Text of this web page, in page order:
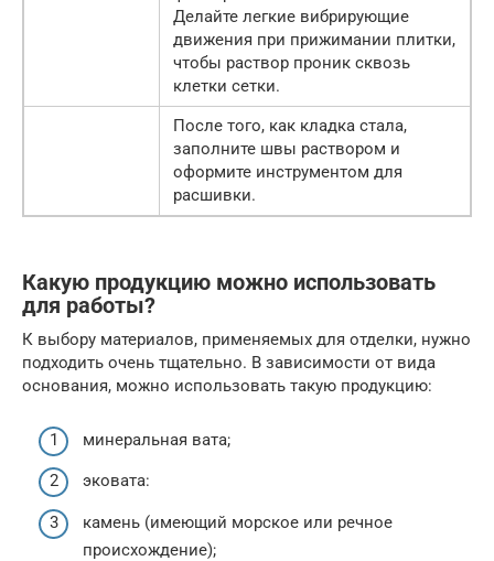
Делайте легкие вибрирующие
движения при прижимании плитки,
чтобы раствор проник сквозь
клетки сетки.
После того, как кладка стала,
заполните швы раствором и
оформите инструментом для
расшивки.
Какую продукцию можно использовать
для работы?
К выбору материалов, применяемых для отделки, нужно
подходить очень тщательно. В зависимости от вида
основания, можно использовать такую продукцию:
минеральная вата;
эковата:
камень (имеющий морское или речное
происхождение);